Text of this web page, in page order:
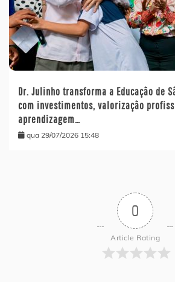
Dr. Julinho transforma a Educação de
com investimentos, valorização
aprendizagem…
qua 29/07/2026 15:48
0
Article Rating